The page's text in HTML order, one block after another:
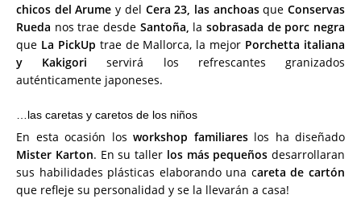
chicos del Arume y del Cera 23, las anchoasqueConservas
Rueda nos trae desde Santoña, lasobrasada de porc negra
que La PickUp trae de Mallorca, la mejor Porchetta italiana
y Kakigori servirá los refrescantes granizados
auténticamente japoneses.
…las caretas y caretos de los niños
En esta ocasión los workshop familiareslos ha diseñado
Mister Karton. En su taller los más pequeños desarrollaran
sus habilidades plásticas elaborando una careta de cartón
que refleje su personalidad y se la llevarán a casa!